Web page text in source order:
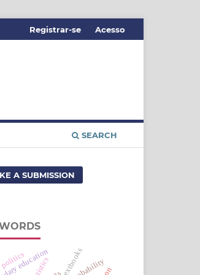
SEARCH
Registrar-se Acesso
A SUBMISSION
textbooks
politics